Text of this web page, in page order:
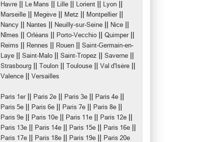
Havre
Le Mans Lille Lorient Lyon
Marseille Megève Metz Montpellier||
Nancy Nantes Neuilly-sur-Seine Nice
Nîmes Orléans Porto-Vecchio Quimper||
Reims Rennes Rouen
Saint-Germain-en-
Laye
Saint-Malo Saint-Tropez Saverne
Strasbourg Toulon Toulouse Val d'Isère
Valence Versailles
Paris 1er|| Paris 2e Paris 3e Paris 4e
Paris 5e Paris 6e Paris 7e Paris 8e
Paris 9e Paris 10e Paris 11e Paris 12e
Paris 13e Paris 14e Paris 15e Paris 16e
Paris 17e Paris 18e Paris 19e Paris 20e